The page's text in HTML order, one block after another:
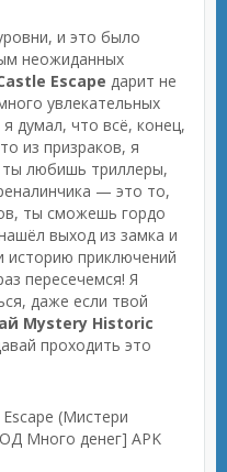
и это было
неожиданных
Escape дарит не
увлекательных
думал, что всё, конец,
из призраков, я
любишь триллеры,
— это то,
ты сможешь гордо
выход из замка и
историю приключений
пересечемся! Я
даже если твой
Mystery Historic
проходить это
(Мистери
Много денег] APK